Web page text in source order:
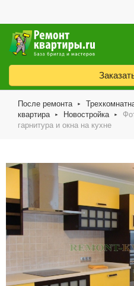
После ремонта ►
квартира
► Новостройка ►
гарнитура и окна на кухне